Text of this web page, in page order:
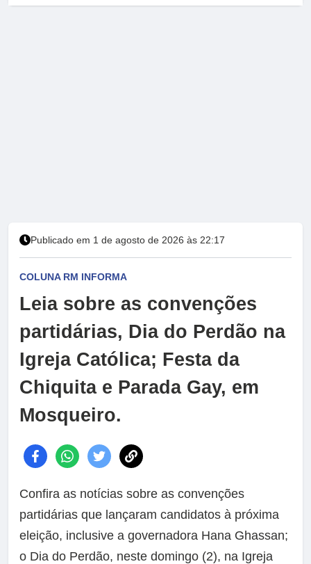
Publicado em 1 de agosto de 2026 às 22:17
COLUNA RM INFORMA
Leia sobre as convenções
partidárias, Dia do Perdão na
Igreja Católica; Festa da
Chiquita e Parada Gay, em
Mosqueiro.
Confira as notícias sobre as convenções
partidárias que lançaram candidatos à próxima
eleição, inclusive a governadora Hana Ghassan;
o Dia do Perdão, neste domingo (2), na Igreja